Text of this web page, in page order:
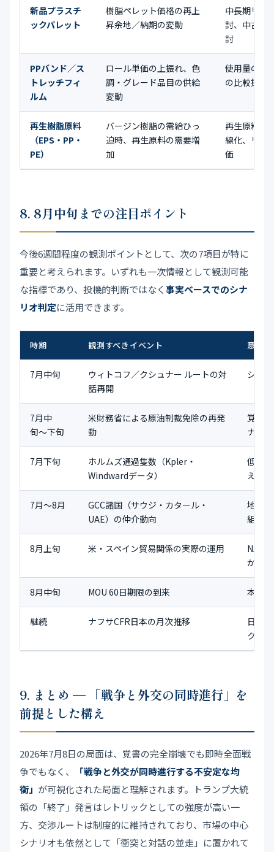
新品プラスチ
ックパレット
樹脂ペレット価格の再上
昇余地／納期の変動
中長期リプ
討、中古パ
討
PPバンド／ス
トレッチフィ
ルム
ロール単価の上振れ、色
調・グレード品目の供給
変動
使用量の見
の比較採用
再生樹脂原料
（EPS・PP・
PE）
バージン樹脂の需給ひっ
迫時、再生原料の需要増
加
再生原料の
線化、リサ
価
8. 8月中旬までの注目ポイント
今後6週間程度の観測ポイントとして、次の7項目が特に
重要と考えられます。いずれも一次情報として観測可能
な指標であり、投機的判断ではなく事実ベースでのシナ
リオ判定に活用できます。
時期 観測すべきイベント 意味
7月中旬
ウィトコフ／クシュナー ルートの対
話再開
シナ
7月中
旬〜下旬
米財務省による原油制裁免除の再発
動
覚書
ナル
7月下旬
ホルムズ通過隻数（Kpler・
Windwardデータ）
低強
える
7月〜8月
GCC諸国（サウジ・カタール・
UAE）の仲介動向
地域
組み
8月上旬 米・スペイン貿易関係の実際の運用
NATO
かの
8月中旬 MOU 60日期限の到来 本合
継続 ナフサCFR日本の月次推移
日本
クト
9. まとめ — 「戦争と外交の同時進行」を
前提とした構え
2026年7月8日の局面は、覚書の完全崩壊でも即時全面戦
争でもなく、
「戦争と外交が同時進行する不安定な均
衡」 が可視化された局面と理解されます。トランプ大統
領の「終了」発言はレトリックとしての強度が高い一
方、交渉ルートは制度的に維持されており、市場の中心
シナリオも依然として「衝突と対話の並走」に置かれて